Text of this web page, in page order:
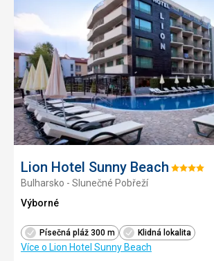
Lion Hotel Sunny Beach Hodnocení:
Bulharsko - Slunečné Pobřeží
Výborné
Písečná pláž 300 m Klidná lokalita
Více o Lion Hotel Sunny Beach